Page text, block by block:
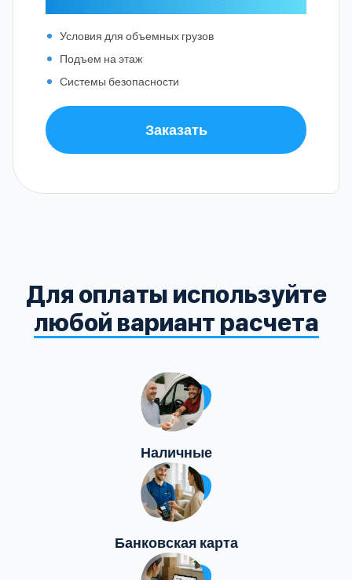
Условия для объемных грузов
Подъем на этаж
Системы безопасности
Заказать
Для оплаты используйте
любой вариант расчета
Наличные
Банковская карта